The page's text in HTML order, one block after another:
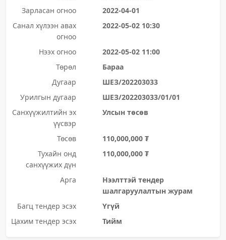
Зарласан огноо
2022-04-01
Санал хүлээн авах
огноо
2022-05-02 10:30
Нээх огноо
2022-05-02 11:00
Төрөл
Бараа
Дугаар
ШЕЗ/202203033
Урилгын дугаар
ШЕЗ/202203033/01/01
Санхүүжилтийн эх
үүсвэр
Улсын төсөв
Төсөв
110,000,000 ₮
Тухайн онд
санхүүжих дүн
110,000,000 ₮
Арга
Нээлттэй тендер
шалгаруулалтын журам
Багц тендер эсэх
Үгүй
Цахим тендер эсэх
Тийм